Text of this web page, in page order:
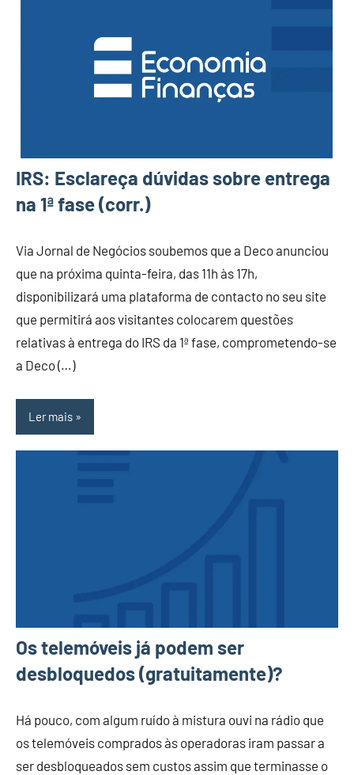
IRS: Esclareça dúvidas sobre entrega
na 1ª fase (corr.)
Via Jornal de Negócios soubemos que a Deco anunciou
que na próxima quinta-feira, das 11h às 17h,
disponibilizará uma plataforma de contacto no seu site
que permitirá aos visitantes colocarem questões
relativas à entrega do IRS da 1ª fase, comprometendo-se
a Deco (…)
Ler mais
Os telemóveis já podem ser
desbloquedos (gratuitamente)?
Há pouco, com algum ruído à mistura ouvi na rádio que
os telemóveis comprados às operadoras iram passar a
ser desbloqueados sem custos assim que terminasse o